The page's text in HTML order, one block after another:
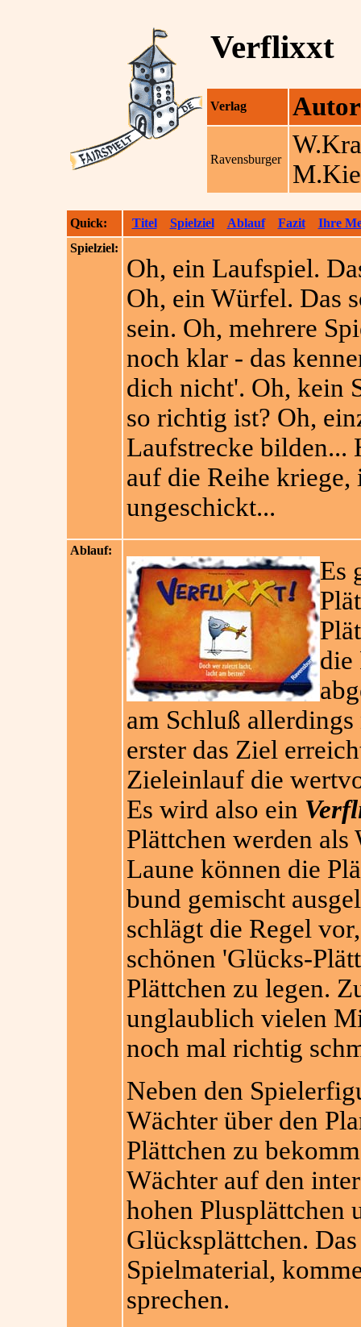
Verflixxt
Verlag Autor
Ravensburger
Quick: Titel Spielziel Ablauf Fazit
Ihre
Spielziel:
Oh, ein Laufspiel.
Oh, ein Würfel. Das
sein. Oh, mehrere
noch klar - das
dich nicht'. Oh, kein
so richtig ist? Oh,
Laufstrecke bilden...
auf die Reihe
ungeschickt...
Ablauf:
Es
die
am Schluß
erster das Ziel
Zieleinlauf die
Es wird also ein
Plättchen werden als
Laune können die
bund gemischt
schlägt die Regel
schönen 'Glücks-
Plättchen zu legen.
unglaublich vielen
noch mal richtig
Neben den
Wächter über den
Plättchen zu
Wächter auf den
hohen Plusplättchen
Glücksplättchen.
Spielmaterial,
sprechen.